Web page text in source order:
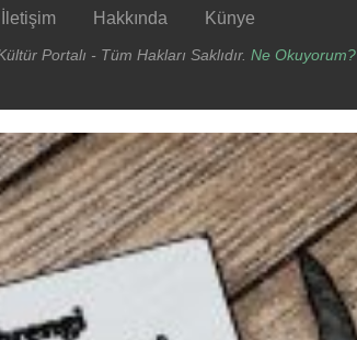
İletişim Hakkında Künye
Portalı - Tüm Hakları Saklıdır. Ne Okuyorum?